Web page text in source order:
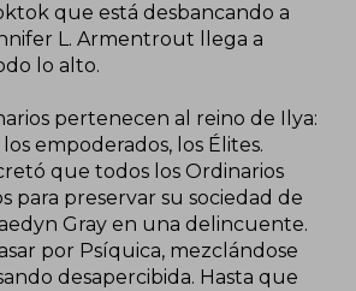
que está desbancando a
L. Armentrout llega a
lo alto.
pertenecen al reino de Ilya:
empoderados, los Élites.
que todos los Ordinarios
para preservar su sociedad de
Gray en una delincuente.
por Psíquica, mezclándose
desapercibida. Hasta que